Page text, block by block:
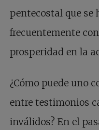
pentecostal que se
frecuentemente
prosperidad en la
¿Cómo puede uno
entre testimonios
inválidos? En el